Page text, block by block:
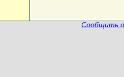
Сообщить о